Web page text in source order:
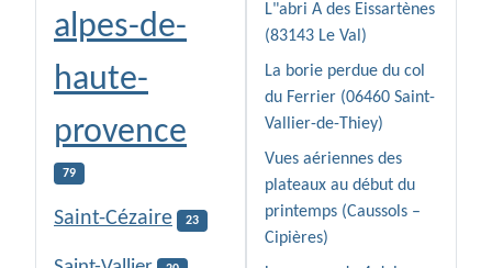
alpes-de-
haute-
provence
79
Saint-Cézaire 23
L"abri A des Eissartènes
(83143 Le Val)
La borie perdue du col
du Ferrier (06460 Saint-
Vallier-de-Thiey)
Vues aériennes des
plateaux au début du
printemps (Caussols –
Cipières)